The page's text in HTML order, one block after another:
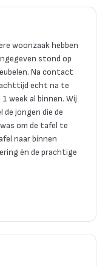
woonzaak hebben
stond op
Na contact
echt na te
week al binnen. Wij
jongen die de
om de tafel te
naar binnen
én de prachtige